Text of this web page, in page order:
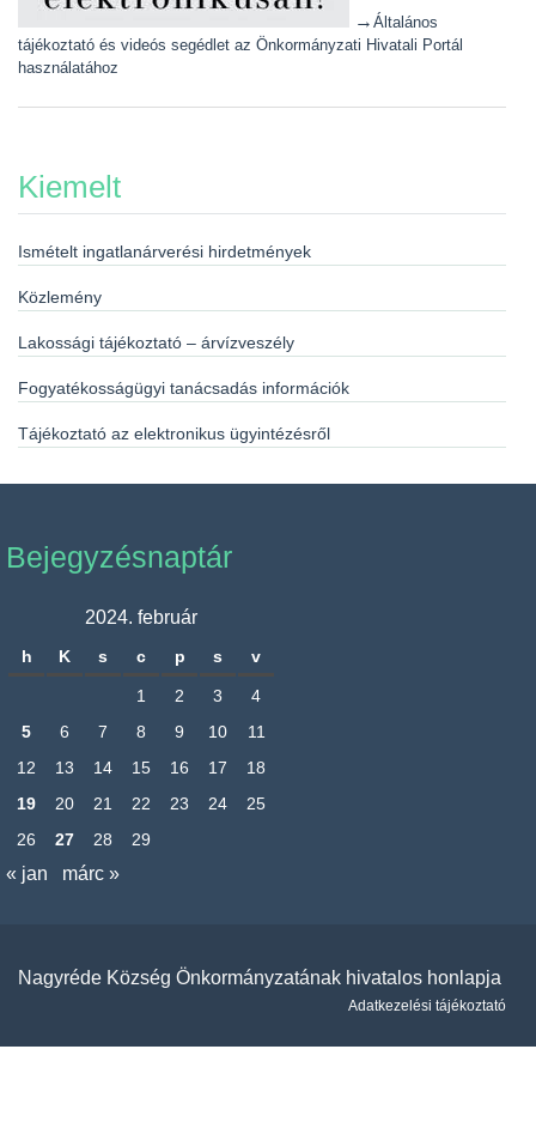
→ Általános
tájékoztató és videós segédlet az Önkormányzati Hivatali Portál
használatához
Kiemelt
Ismételt ingatlanárverési hirdetmények
Közlemény
Lakossági tájékoztató – árvízveszély
Fogyatékosságügyi tanácsadás információk
Tájékoztató az elektronikus ügyintézésről
Bejegyzésnaptár
2024. február
h K s c p s v
1 2 3
4
5
6 7 8 9 10
11
12
13 14 15 16 17
18
19
20 21 22 23 24
25
26
27 28 29
« jan márc »
Nagyréde Község Önkormányzatának hivatalos honlapja
Adatkezelési tájékoztató